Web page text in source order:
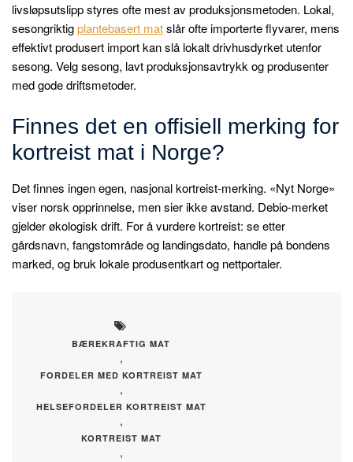
livsløpsutslipp styres ofte mest av produksjonsmetoden. Lokal,
sesongriktigplantebasert matslår ofte importerte flyvarer, mens
effektivt produsert import kan slå lokalt drivhusdyrket utenfor
sesong. Velg sesong, lavt produksjonsavtrykk og produsenter
med gode driftsmetoder.
Finnes det en offisiell merking for
kortreist mat i Norge?
Det finnes ingen egen, nasjonal kortreist-merking. «Nyt Norge»
viser norsk opprinnelse, men sier ikke avstand. Debio-merket
gjelder økologisk drift. For å vurdere kortreist: se etter
gårdsnavn, fangstområde og landingsdato, handle på bondens
marked, og bruk lokale produsentkart og nettportaler.
BÆREKRAFTIG MAT
,
FORDELER MED KORTREIST MAT
,
HELSEFORDELER KORTREIST MAT
,
KORTREIST MAT
,